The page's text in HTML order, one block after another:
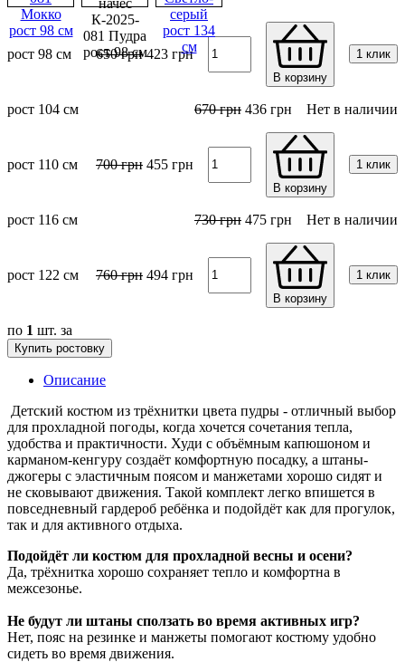
рост 98 см 650грн 423 грн
В корзину
1 клик
рост 104 см 670грн 436 грн Нет в наличии
рост 110 см 700грн 455 грн
В корзину
1 клик
рост 116 см 730грн 475 грн Нет в наличии
рост 122 см 760грн 494 грн
В корзину
1 клик
по 1 шт. за
Купить ростовку
Описание
Детский костюм из трёхнитки цвета пудры - отличный выбор
для прохладной погоды, когда хочется сочетания тепла,
удобства и практичности. Худи с объёмным капюшоном и
карманом-кенгуру создаёт комфортную посадку, а штаны-
джогеры с эластичным поясом и манжетами хорошо сидят и
не сковывают движения. Такой комплект легко впишется в
повседневный гардероб ребёнка и подойдёт как для прогулок,
так и для активного отдыха.
Подойдёт ли костюм для прохладной весны и осени?
Да, трёхнитка хорошо сохраняет тепло и комфортна в
межсезонье.
Не будут ли штаны сползать во время активных игр?
Нет, пояс на резинке и манжеты помогают костюму удобно
сидеть во время движения.